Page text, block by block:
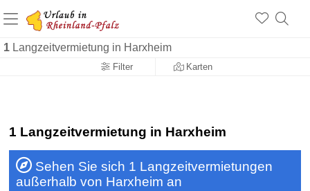
1 Langzeitvermietung in Harxheim
Filter Karten
+1.500 Unterkünfte in Rheinland-Pfalz
+1.000 Sehenswürdigkeiten
1 Langzeitvermietung in Harxheim
Sehen Sie sich 1 Langzeitvermietungen
außerhalb von Harxheim an